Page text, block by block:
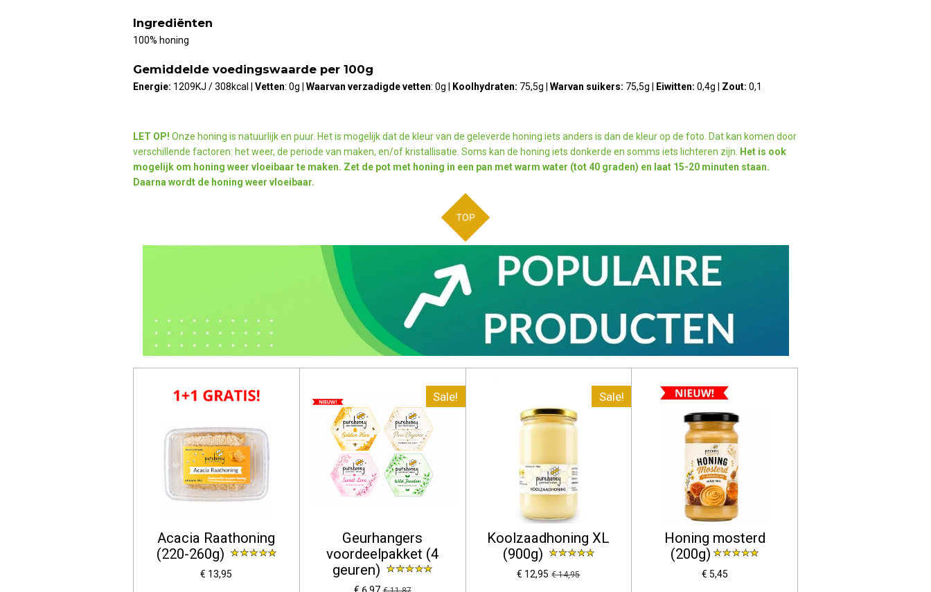
Ingrediënten
100% honing
Gemiddelde voedingswaarde per 100g
Energie: 1209KJ / 308kcal Vetten: 0g | Waarvan verzadigde vetten: 0g | Koolhydraten: 75,5g | Warvan suikers: 75,5g | Eiwitten: 0,4g | Zout: 0,1
LET OP! Onze honing is natuurlijk en puur. Het is mogelijk dat de kleur van de geleverde honing iets anders is dan de kleur op de foto. Dat kan komen door
verschillende factoren: het weer, de periode van maken, en/of kristallisatie. Soms kan de honing iets donkerde en somms iets lichteren zijn. Het is ook
mogelijk om honing weer vloeibaar te maken. Zet de pot met honing in een pan met warm water (tot 40 graden) en laat 15-20 minuten staan.
Daarna wordt de honing weer vloeibaar.
TOP
Acacia Raathoning
(220-260g)
€ 13,95
Sale!
Geurhangers
voordeelpakket (4
geuren)
Sale!
Koolzaadhoning XL
(900g)
€ 12,95 € 14,95
Honing mosterd
(200g)
€ 5,45